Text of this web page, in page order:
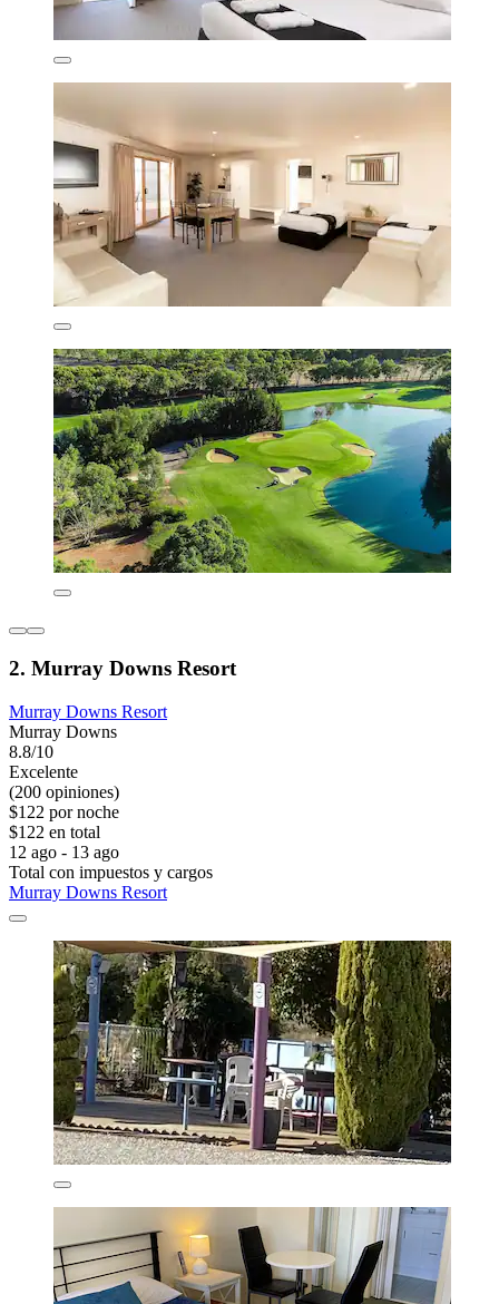
2. Murray Downs Resort
Murray Downs Resort
Murray Downs
8.8/10
Excelente
(200 opiniones)
$122 por noche
$122 en total
12 ago - 13 ago
Total con impuestos y cargos
Murray Downs Resort